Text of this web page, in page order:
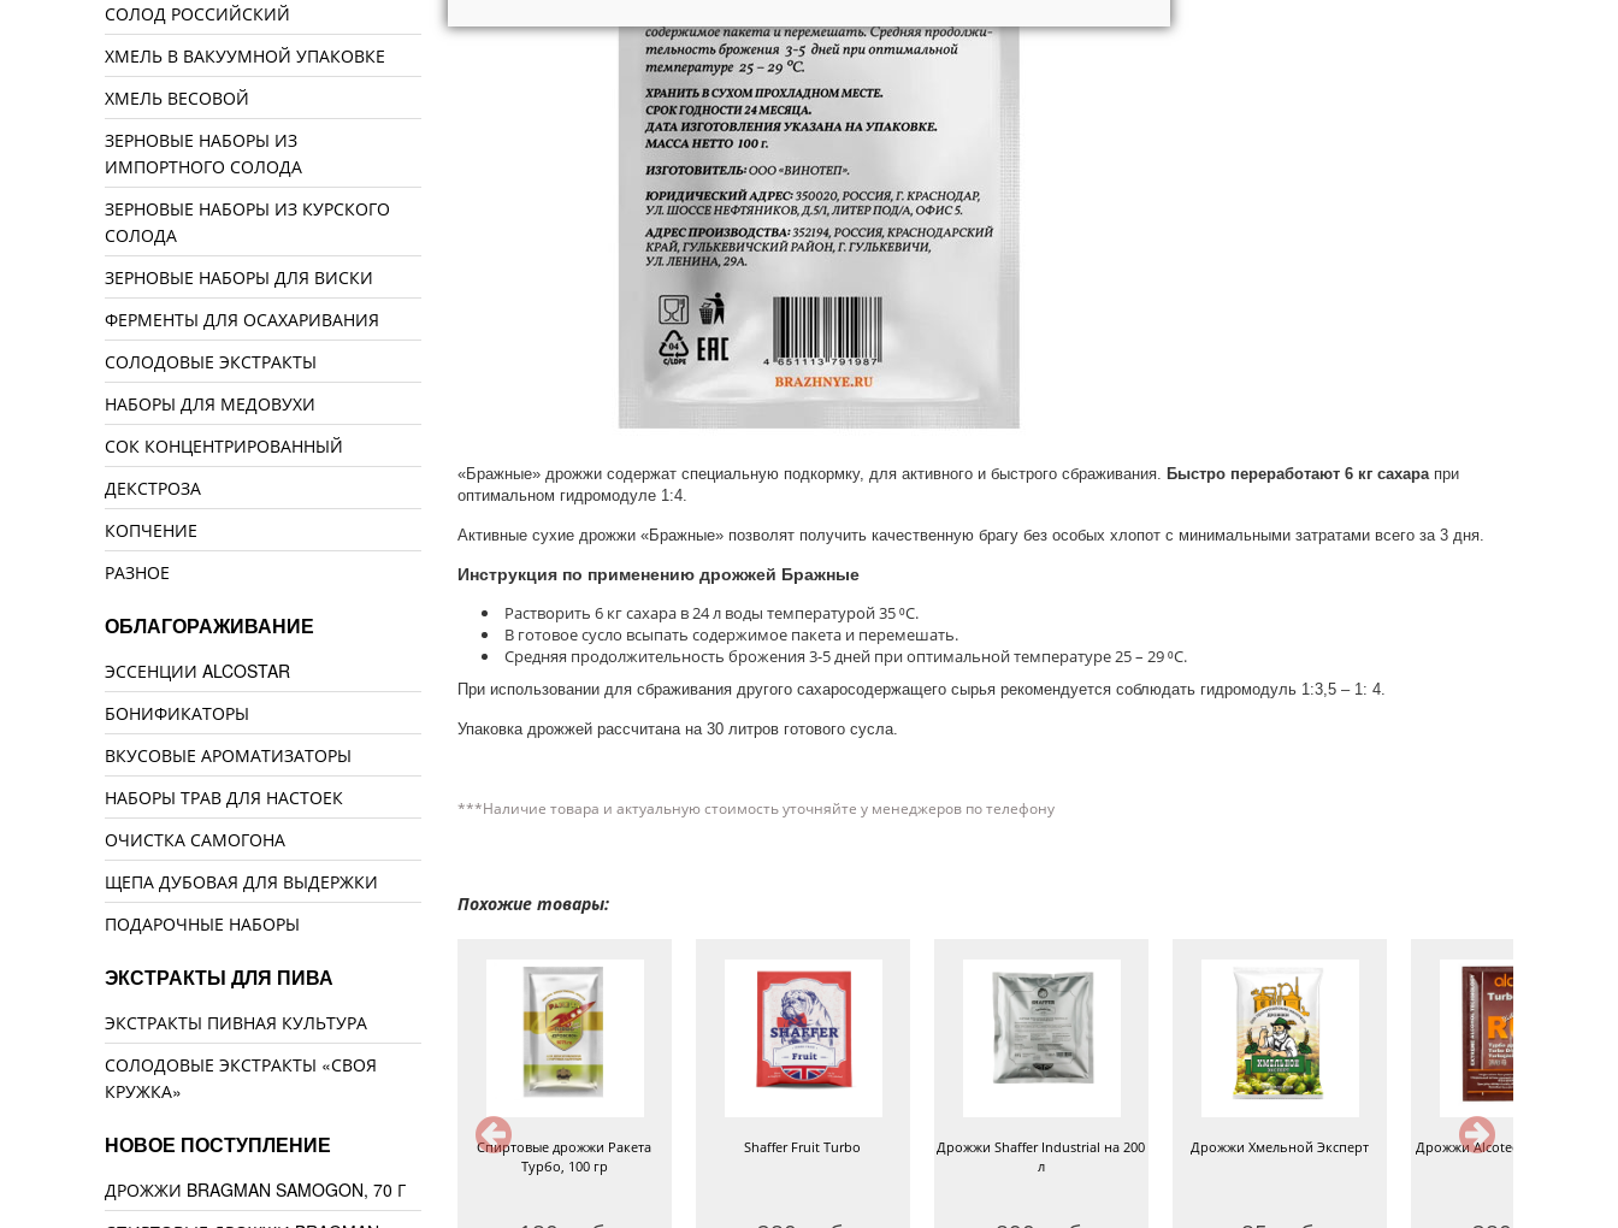
«Бражные» дрожжи содержат специальную подкормку, для активного и быстрого сбраживания. Быстро переработают 6 кг сахарапри
оптимальном гидромодуле 1:4.
Активные сухие дрожжи «Бражные» позволят получить качественную брагу без особых хлопот с минимальными затратами всего за 3 дня.
Инструкция по применению дрожжей Бражные
Растворить 6 кг сахара в 24 л воды температурой 35 ⁰С.
В готовое сусло всыпать содержимое пакета и перемешать.
Средняя продолжительность брожения 3-5 дней при оптимальной температуре 25 – 29 ⁰С.
При использовании для сбраживания другого сахаросодержащего сырья рекомендуется соблюдать гидромодуль 1:3,5 – 1: 4.
Упаковка дрожжей рассчитана на 30 литров готового сусла.
***Наличие товара и актуальную стоимость уточняйте у менеджеров по телефону
Похожие товары:
Дрожжи Pathfinder TY48 Дрожжи Bragman Vodka, 66 г
Спиртовые дрожжи Ракета
Турбо, 100 гр
Shaffer Fruit Turbo
Дрожжи Shaffer Industrial на 200
л
Дрожжи Хмельной Эксперт Дрожжи Alcotec Rum Turbo 72 г
СОЛОД РОССИЙСКИЙ
ХМЕЛЬ В ВАКУУМНОЙ УПАКОВКЕ
ХМЕЛЬ ВЕСОВОЙ
ЗЕРНОВЫЕ НАБОРЫ ИЗ
ИМПОРТНОГО СОЛОДА
ЗЕРНОВЫЕ НАБОРЫ ИЗ КУРСКОГО
СОЛОДА
ЗЕРНОВЫЕ НАБОРЫ ДЛЯ ВИСКИ
ФЕРМЕНТЫ ДЛЯ ОСАХАРИВАНИЯ
СОЛОДОВЫЕ ЭКСТРАКТЫ
НАБОРЫ ДЛЯ МЕДОВУХИ
СОК КОНЦЕНТРИРОВАННЫЙ
ДЕКСТРОЗА
КОПЧЕНИЕ
РАЗНОЕ
ОБЛАГОРАЖИВАНИЕ
ЭССЕНЦИИ ALCOSTAR
БОНИФИКАТОРЫ
ВКУСОВЫЕ АРОМАТИЗАТОРЫ
НАБОРЫ ТРАВ ДЛЯ НАСТОЕК
ОЧИСТКА САМОГОНА
ЩЕПА ДУБОВАЯ ДЛЯ ВЫДЕРЖКИ
ПОДАРОЧНЫЕ НАБОРЫ
ЭКСТРАКТЫ ДЛЯ ПИВА
ЭКСТРАКТЫ ПИВНАЯ КУЛЬТУРА
СОЛОДОВЫЕ ЭКСТРАКТЫ «СВОЯ
КРУЖКА»
НОВОЕ ПОСТУПЛЕНИЕ
ДРОЖЖИ BRAGMAN SAMOGON, 70 Г